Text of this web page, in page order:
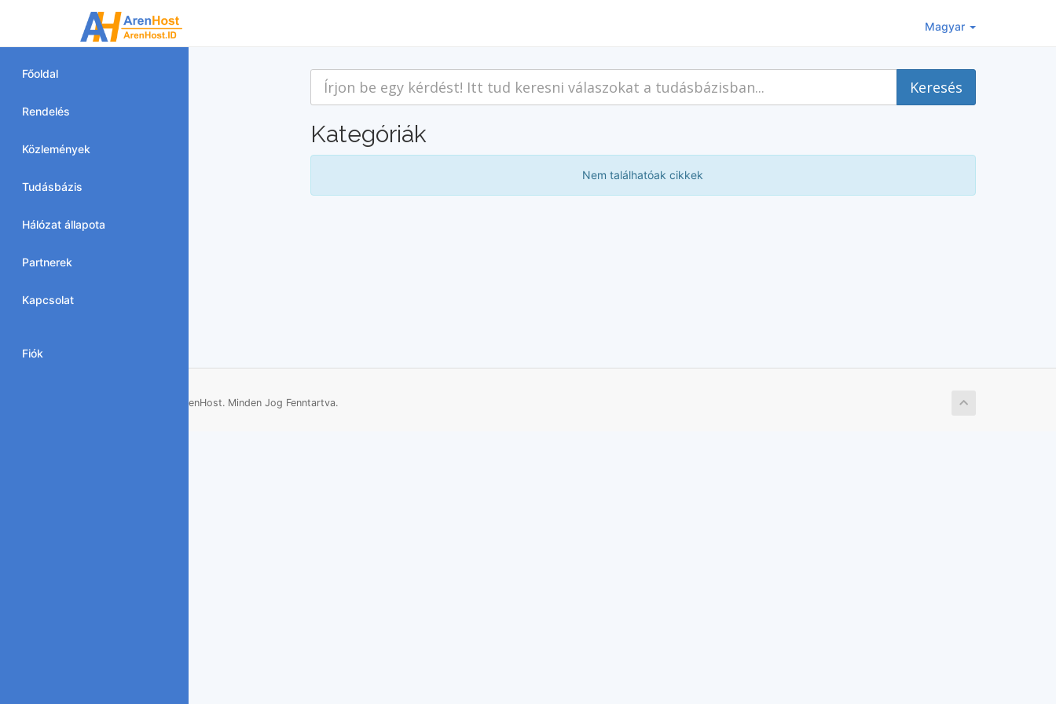
Magyar
Főoldal
Rendelés
Közlemények
Tudásbázis
Hálózat állapota
Partnerek
Kapcsolat
Fiók
Kategóriák
Nem találhatóak cikkek
Szerzői jog © 2026 ArenHost. Minden Jog Fenntartva.